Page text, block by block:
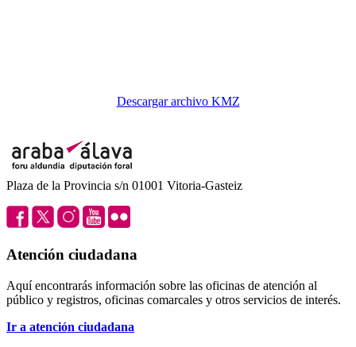
Descargar archivo KMZ
Plaza de la Provincia s/n 01001 Vitoria-Gasteiz
Atención ciudadana
Aquí encontrarás información sobre las oficinas de atención al
público y registros, oficinas comarcales y otros servicios de interés.
Ir a atención ciudadana